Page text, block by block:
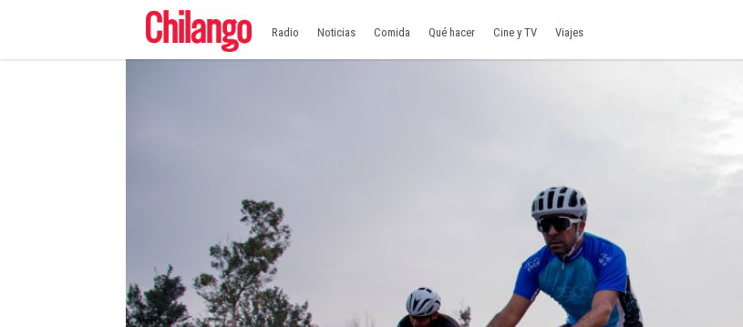
Radio Noticias Comida Qué hacer Cine y TV Viajes